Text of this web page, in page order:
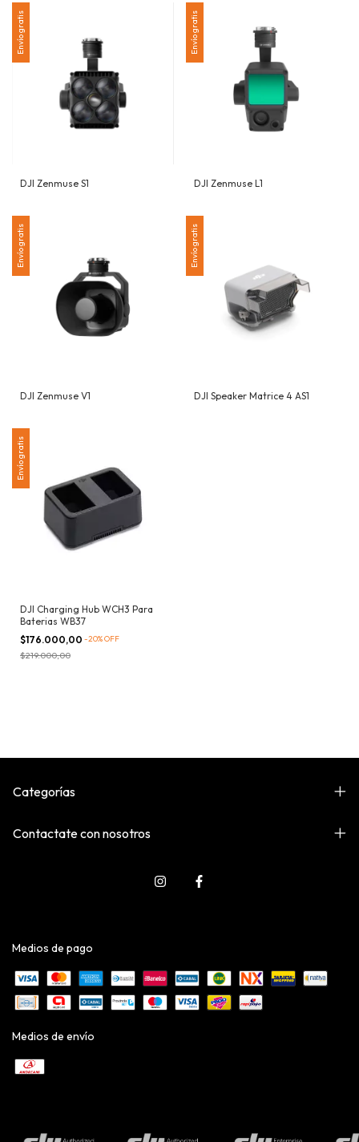
Envío gratis
DJI Zenmuse S1
Envío gratis
DJI Zenmuse L1
Envío gratis
DJI Zenmuse V1
Envío gratis
DJI Speaker Matrice 4 AS1
Envío gratis
DJI Charging Hub WCH3 Para
Baterias WB37
$176.000,00 -20%OFF
$219.000,00
Categorías
Contactate con nosotros
Medios de pago
Medios de envío